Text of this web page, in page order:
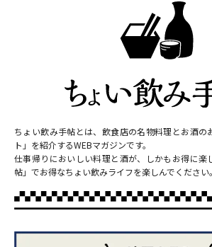
ちょい飲み手帖とは、飲食店の名物料理とお酒の
ト」を紹介するWEBマガジンです。
仕事帰りにおいしい料理と酒が、しかもお得に
帖」でお得なちょい飲みライフを楽しんでください。